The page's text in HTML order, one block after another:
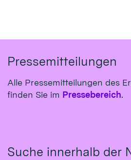
Pressemitteilungen
Alle Pressemitteilungen des
finden Sie im Pressebereich.
Suche innerhalb der